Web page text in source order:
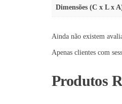
Dimensões (C x L x
Ainda não existem
Apenas clientes com
Produtos